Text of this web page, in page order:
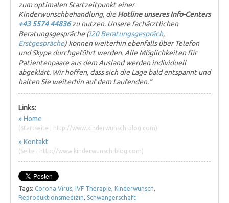
zum optimalen Startzeitpunkt einer
Kinderwunschbehandlung, dieHotline unseres Info-Centers
+43 5574 44836zu nutzen. Unsere fachärztlichen
Beratungsgespräche (i20 Beratungsgespräch,
Erstgespräche) können weiterhin ebenfalls über Telefon
und Skype durchgeführt werden. Alle Möglichkeiten für
Patientenpaare aus dem Ausland werden individuell
abgeklärt. Wir hoffen, dass sich die Lage bald entspannt und
halten Sie weiterhin auf dem Laufenden.“
Links:
» Home
(Startseite | http://www.kinderwunsch-blog.com)
» Kontakt
(Seite | http://www.kinderwunsch-blog.com)
Tags: Corona Virus, IVF Therapie, Kinderwunsch,
Reproduktionsmedizin, Schwangerschaft